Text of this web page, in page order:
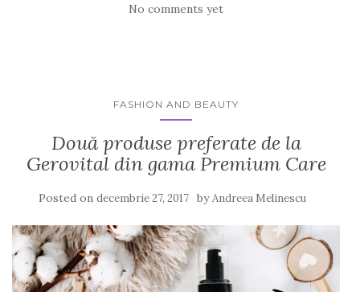
No comments yet
FASHION AND BEAUTY
Două produse preferate de la
Gerovital din gama Premium Care
Posted on decembrie 27, 2017 byAndreea Melinescu